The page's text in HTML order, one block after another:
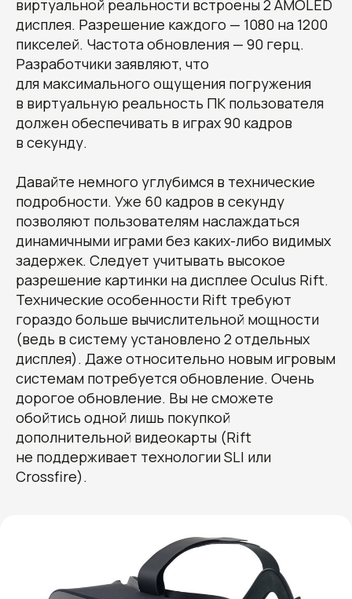
виртуальной реальности встроены 2 AMOLED
дисплея. Разрешение каждого — 1080 на 1200
пикселей. Частота обновления — 90 герц.
Разработчики заявляют, что
для максимального ощущения погружения
в виртуальную реальность ПК пользователя
должен обеспечивать в играх 90 кадров
в секунду.
Давайте немного углубимся в технические
подробности. Уже 60 кадров в секунду
позволяют пользователям наслаждаться
динамичными играми без каких-либо видимых
задержек. Следует учитывать высокое
разрешение картинки на дисплее Oculus Rift.
Технические особенности Rift требуют
гораздо больше вычислительной мощности
(ведь в систему установлено 2 отдельных
дисплея). Даже относительно новым игровым
системам потребуется обновление. Очень
дорогое обновление. Вы не сможете
обойтись одной лишь покупкой
дополнительной видеокарты (Rift
не поддерживает технологии SLI или
Crossfire).